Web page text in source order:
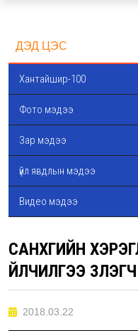
ДЭД ЦЭС
Хантайшир-100
Фото мэдээ
Зар мэдээ
үйл явдлын мэдээ
Видео мэдээ
САНХҮҮГИЙН
ҮЙЛЧИЛГЭЭ
2018.03.22